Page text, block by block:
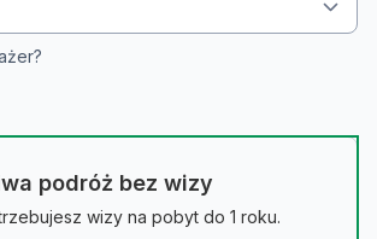
podróż bez wizy
wizy na pobyt do 1 roku.